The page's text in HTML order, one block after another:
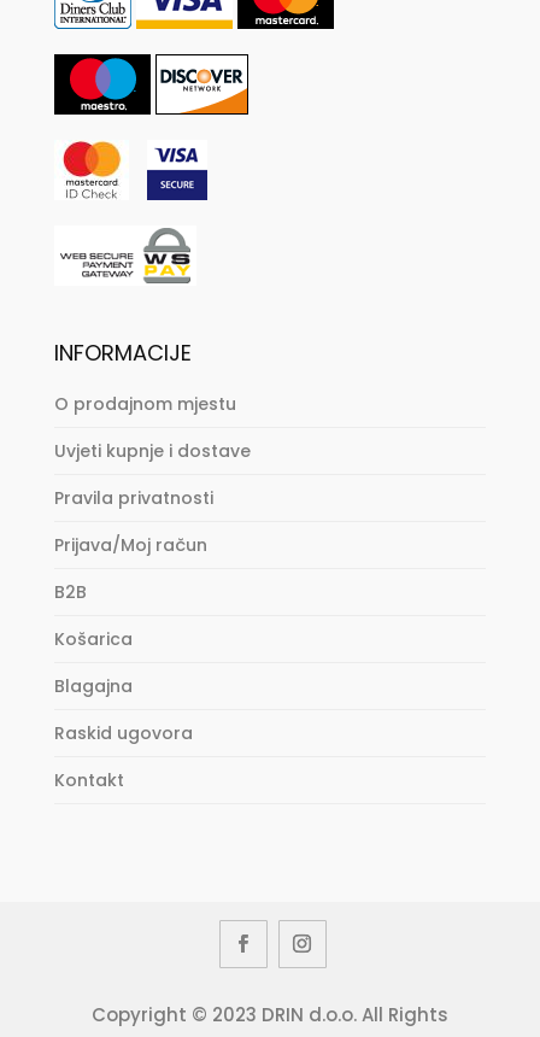
INFORMACIJE
O prodajnom mjestu
Uvjeti kupnje i dostave
Pravila privatnosti
Prijava/Moj račun
B2B
Košarica
Blagajna
Raskid ugovora
Kontakt
Copyright © 2023 DRIN d.o.o. All Rights